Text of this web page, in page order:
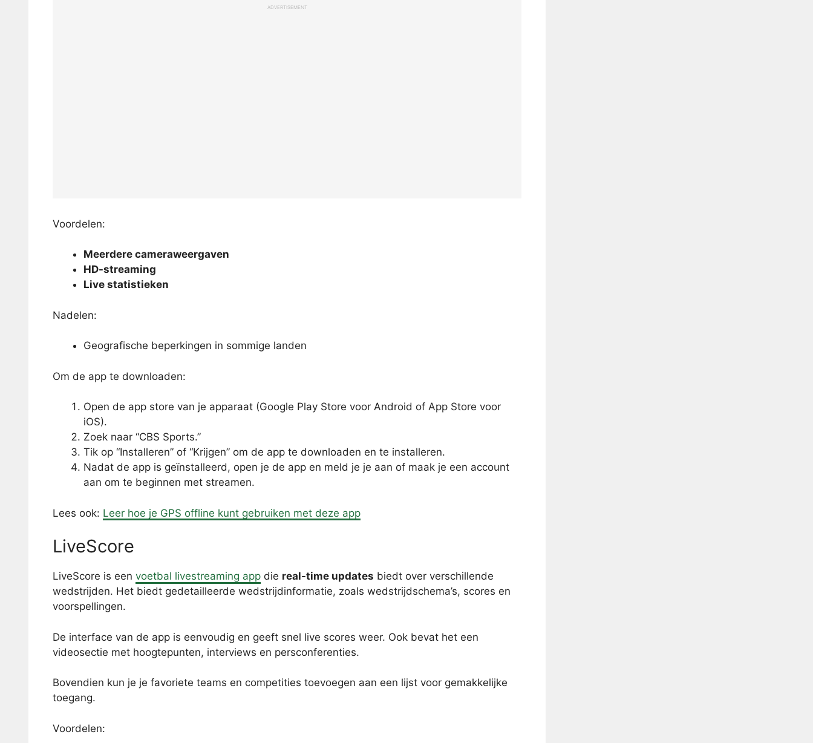
ADVERTISEMENT
Voordelen:
Meerdere cameraweergaven
HD-streaming
Live statistieken
Nadelen:
Geografische beperkingen in sommige landen
Om de app te downloaden:
Open de app store van je apparaat (Google Play Store voor Android of App Store voor
iOS).
Zoek naar “CBS Sports.”
Tik op “Installeren” of “Krijgen” om de app te downloaden en te installeren.
Nadat de app is geïnstalleerd, open je de app en meld je je aan of maak je een account
aan om te beginnen met streamen.
Lees ook: Leer hoe je GPS offline kunt gebruiken met deze app
LiveScore
LiveScore is een voetbal livestreaming app die real-time updates biedt over verschillende
wedstrijden. Het biedt gedetailleerde wedstrijdinformatie, zoals wedstrijdschema’s, scores en
voorspellingen.
De interface van de app is eenvoudig en geeft snel live scores weer. Ook bevat het een
videosectie met hoogtepunten, interviews en persconferenties.
Bovendien kun je je favoriete teams en competities toevoegen aan een lijst voor gemakkelijke
toegang.
Voordelen: